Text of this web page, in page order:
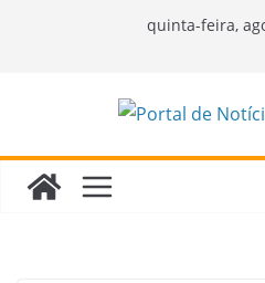
quinta-feira,